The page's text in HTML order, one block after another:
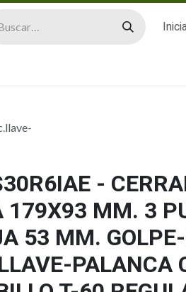
-
179X93 MM. 3
53 MM.
PALANCA